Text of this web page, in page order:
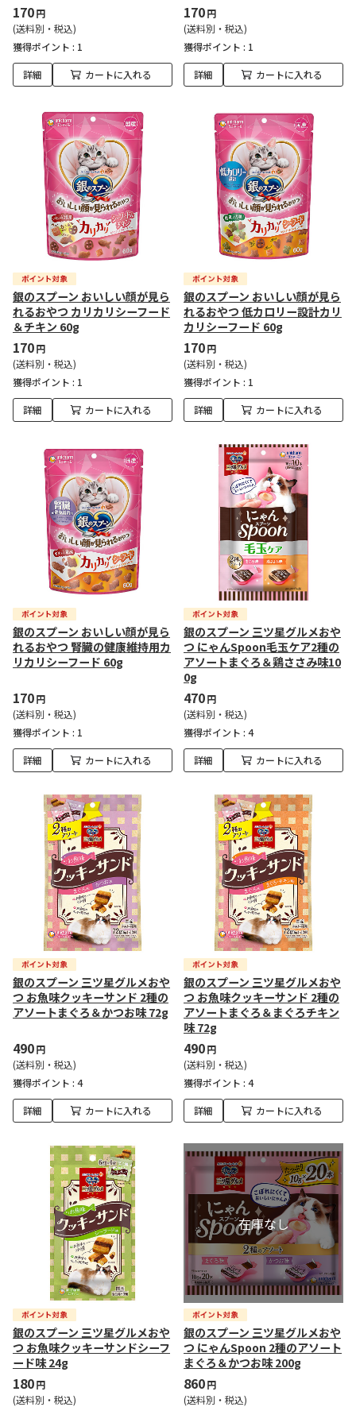
170円
(送料別・税込)
獲得ポイント : 1
詳細 カートに入れる
170円
(送料別・税込)
獲得ポイント : 1
詳細 カートに入れる
銀のスプーン おいしい顔が見ら
れるおやつ カリカリシーフード
＆チキン 60g
170円
(送料別・税込)
獲得ポイント : 1
詳細 カートに入れる
銀のスプーン おいしい顔が見ら
れるおやつ 低カロリー設計カリ
カリシーフード 60g
170円
(送料別・税込)
獲得ポイント : 1
詳細 カートに入れる
銀のスプーン おいしい顔が見ら
れるおやつ 腎臓の健康維持用カ
リカリシーフード 60g
170円
(送料別・税込)
獲得ポイント : 1
詳細 カートに入れる
銀のスプーン 三ツ星グルメおや
つ にゃんSpoon毛玉ケア2種の
アソートまぐろ＆鶏ささみ味10
0g
470円
(送料別・税込)
獲得ポイント : 4
詳細 カートに入れる
銀のスプーン 三ツ星グルメおや
つ お魚味クッキーサンド 2種の
アソートまぐろ＆かつお味 72g
490円
(送料別・税込)
獲得ポイント : 4
詳細 カートに入れる
銀のスプーン 三ツ星グルメおや
つ お魚味クッキーサンド 2種の
アソートまぐろ＆まぐろチキン
味 72g
490円
(送料別・税込)
獲得ポイント : 4
詳細 カートに入れる
銀のスプーン 三ツ星グルメおや
つ お魚味クッキーサンドシーフ
ード味 24g
180円
(送料別・税込)
銀のスプーン 三ツ星グルメおや
つ にゃんSpoon 2種のアソート
まぐろ＆かつお味 200g
860円
(送料別・税込)